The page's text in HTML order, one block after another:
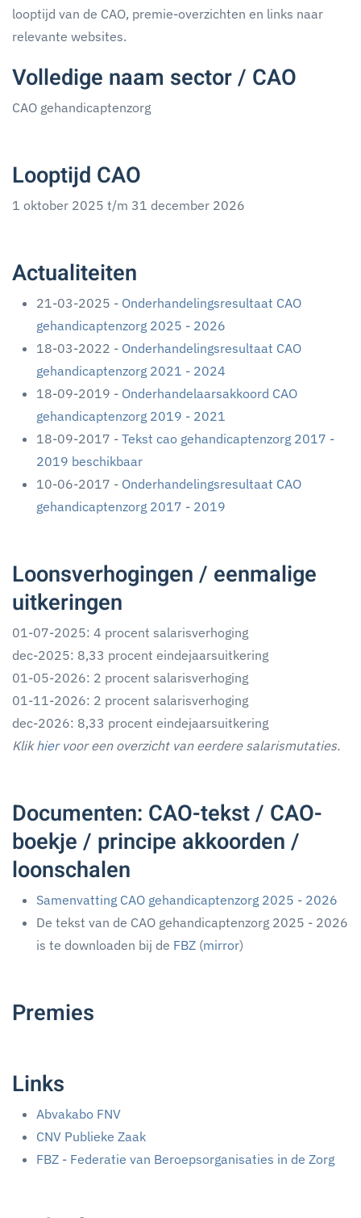
looptijd van de CAO, premie-overzichten en links naar
relevante websites.
Volledige naam sector / CAO
CAO gehandicaptenzorg
Looptijd CAO
1 oktober 2025 t/m 31 december 2026
Actualiteiten
21-03-2025 - Onderhandelingsresultaat CAO
gehandicaptenzorg 2025 - 2026
18-03-2022 - Onderhandelingsresultaat CAO
gehandicaptenzorg 2021 - 2024
18-09-2019 - Onderhandelaarsakkoord CAO
gehandicaptenzorg 2019 - 2021
18-09-2017 - Tekst cao gehandicaptenzorg 2017 -
2019 beschikbaar
10-06-2017 - Onderhandelingsresultaat CAO
gehandicaptenzorg 2017 - 2019
Loonsverhogingen / eenmalige
uitkeringen
01-07-2025: 4 procent salarisverhoging
dec-2025: 8,33 procent eindejaarsuitkering
01-05-2026: 2 procent salarisverhoging
01-11-2026: 2 procent salarisverhoging
dec-2026: 8,33 procent eindejaarsuitkering
Klikhiervoor een overzicht van eerdere salarismutaties.
Documenten: CAO-tekst / CAO-
boekje / principe akkoorden /
loonschalen
Samenvatting CAO gehandicaptenzorg 2025 - 2026
De tekst van de CAO gehandicaptenzorg 2025 - 2026
is te downloaden bij de FBZ (mirror)
Premies
Links
Abvakabo FNV
CNV Publieke Zaak
FBZ - Federatie van Beroepsorganisaties in de Zorg